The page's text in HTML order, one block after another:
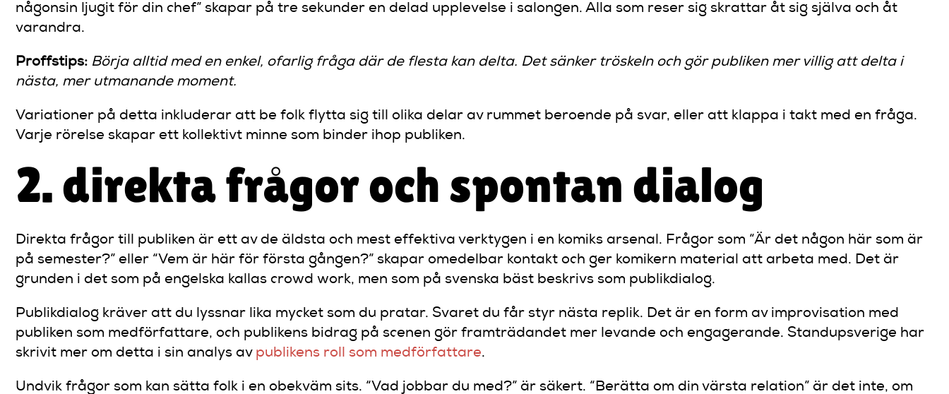
någonsin ljugit för din chef” skapar på tre sekunder en delad upplevelse i salongen. Alla som reser sig skrattar åt sig själva och åt
varandra.
Proffstips: Börja alltid med en enkel, ofarlig fråga där de flesta kan delta. Det sänker tröskeln och gör publiken mer villig att delta i
nästa, mer utmanande moment.
Variationer på detta inkluderar att be folk flytta sig till olika delar av rummet beroende på svar, eller att klappa i takt med en fråga.
Varje rörelse skapar ett kollektivt minne som binder ihop publiken.
2. direkta frågor och spontan dialog
Direkta frågor till publiken är ett av de äldsta och mest effektiva verktygen i en komiks arsenal. Frågor som “Är det någon här som är
på semester?” eller “Vem är här för första gången?” skapar omedelbar kontakt och ger komikern material att arbeta med. Det är
grunden i det som på engelska kallas crowd work, men som på svenska bäst beskrivs som publikdialog.
Publikdialog kräver att du lyssnar lika mycket som du pratar. Svaret du får styr nästa replik. Det är en form av improvisation med
publiken som medförfattare, och publikens bidrag på scenen gör framträdandet mer levande och engagerande. Standupsverige har
skrivit mer om detta i sin analys av publikens roll som medförfattare.
Undvik frågor som kan sätta folk i en obekväm sits. “Vad jobbar du med?” är säkert. “Berätta om din värsta relation” är det inte, om